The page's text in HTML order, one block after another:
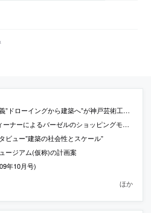
イングから建築へ”が神戸芸術工科大学で開催[2009/10/3]
ナーによるバーゼルのショッピングモール
ビュー”建築の社会性とスケール”
ージアム(仮称)の計画案
年10月号)
ほか